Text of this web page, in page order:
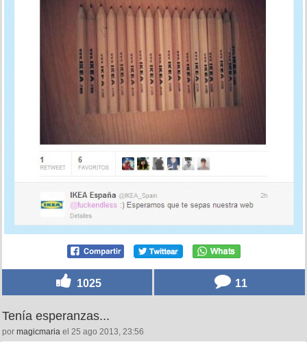
1025 11
Tenía esperanzas...
por magicmaria el 25 ago 2013, 23:56